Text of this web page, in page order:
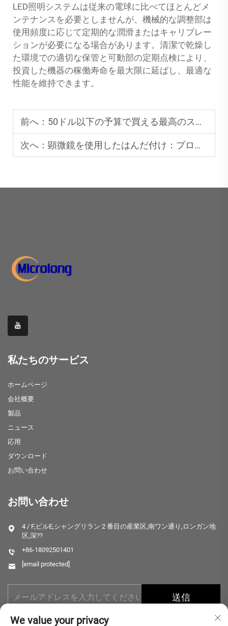
LED照明システムは従来の電球に比べてほとんどメ
ンテナンスを必要としませんが、機械的な調整部は
使用頻度に応じて定期的な潤滑またはキャリブレー
ションが必要になる場合があります。清潔で乾燥し
た環境での適切な保管と可動部の定期点検により、
投資した機器の稼働寿命を最大限に延ばし、最適な
性能を維持できます。
前へ： 50ドル以下の予算で買える最高のスマホ顕微鏡オプション
次へ： 顕微鏡を使用したはんだ付け：プロのためのヒントとコツ
私たちのサービス
ホームページ
会社概要
製品
ニュース
応用
ダウンロード
お問い合わせ
お問い合わせ
4 / F,ビルE,シャングリラン 2 番目の産業区,南ワン通り,ロンガン地
区,深??
+86-18092501401
[email protected]
送信
We value your privacy